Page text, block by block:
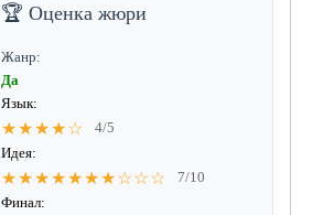
🏆 Оценка жюри
Жанр:
Да
Язык:
★★★★☆
4/5
Идея:
★★★★★★★☆☆☆
7/10
Финал: